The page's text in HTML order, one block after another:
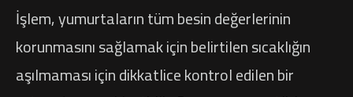
İşlem, yumurtaların tüm besin değerlerinin
korunmasını sağlamak için belirtilen sıcaklığın
aşılmaması için dikkatlice kontrol edilen bir